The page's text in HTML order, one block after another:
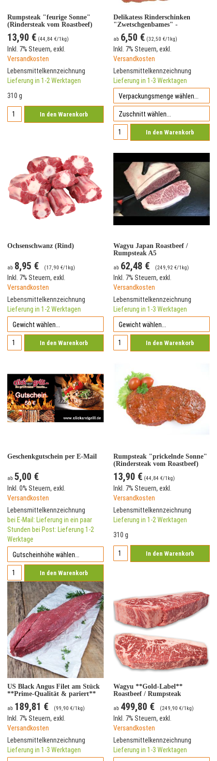
Rumpsteak "feurige Sonne"
(Rindersteak vom Roastbeef)
13,90 € (44,84 €/1kg)
Inkl. 7% Steuern, exkl.
Versandkosten
Lebensmittelkennzeichnung
Lieferung in 1-2 Werktagen
310 g
In den Warenkorb
Delikatess Rinderschinken
"Zwetschgenbames" -
geschnitten
ab 6,50 € (32,50 €/1kg)
Inkl. 7% Steuern, exkl.
Versandkosten
Lebensmittelkennzeichnung
Lieferung in 1-3 Werktagen
In den Warenkorb
Ochsenschwanz (Rind)
ab 8,95 € (17,90 €/1kg)
Inkl. 7% Steuern, exkl.
Versandkosten
Lebensmittelkennzeichnung
Lieferung in 1-2 Werktagen
In den Warenkorb
Wagyu Japan Roastbeef /
Rumpsteak A5
ab 62,48 € (249,92 €/1kg)
Inkl. 7% Steuern, exkl.
Versandkosten
Lebensmittelkennzeichnung
Lieferung in 1-3 Werktagen
In den Warenkorb
Geschenkgutschein per E-Mail
ab 5,00 €
Inkl. 0% Steuern, exkl.
Versandkosten
Lebensmittelkennzeichnung
bei E-Mail: Lieferung in ein paar
Stunden bei Post: Lieferung 1-2
Werktage
In den Warenkorb
Rumpsteak "prickelnde Sonne"
(Rindersteak vom Roastbeef)
13,90 € (44,84 €/1kg)
Inkl. 7% Steuern, exkl.
Versandkosten
Lebensmittelkennzeichnung
Lieferung in 1-2 Werktagen
310 g
In den Warenkorb
US Black Angus Filet am Stück
**Prime-Qualität & pariert**
ab 189,81 € (99,90 €/1kg)
Inkl. 7% Steuern, exkl.
Versandkosten
Lebensmittelkennzeichnung
Lieferung in 1-3 Werktagen
Wagyu **Gold-Label**
Roastbeef / Rumpsteak
ab 499,80 € (249,90 €/1kg)
Inkl. 7% Steuern, exkl.
Versandkosten
Lebensmittelkennzeichnung
Lieferung in 1-3 Werktagen